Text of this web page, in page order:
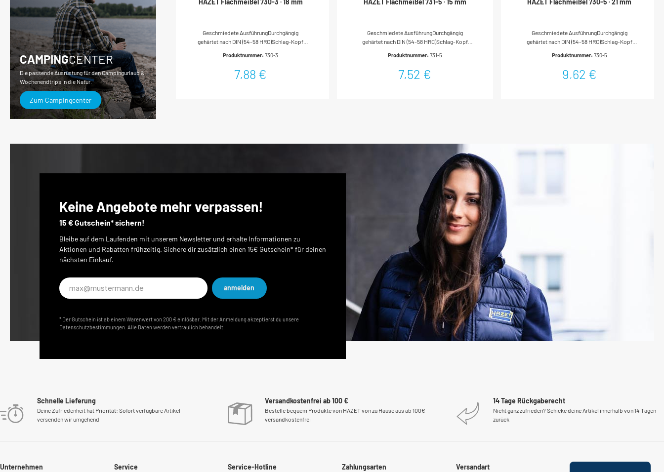
CAMPINGCENTER
Die passende Ausrüstung für den Campingurlaub &
Wochenendtrips in die Natur.
Zum Campingcenter
Geschmiedete AusführungDurchgängig
gehärtet nach DIN (54-58 HRC)Schlag-Kopf
HRC)Meißelschneiden
NachhärtenFlachovaler SchaftOberfläche:
Produktnummer:730-3
7,88 €
Geschmiedete AusführungDurchgängig
gehärtet nach DIN (54-58 HRC)Schlag-Kopf
HRC)Meißelschneiden
NachhärtenAchtkantiger SchaftOberfläche:
Produktnummer: 731-5
7,52 €
Geschmiedete AusführungDurchgängig
gehärtet nach DIN (54-58 HRC)Schlag-Kopf
HRC)Meißelschneiden
NachhärtenFlachovaler SchaftOberfläche:
Produktnummer: 730-5
9,62 €
Keine Angebote mehr verpassen!
15 € Gutschein* sichern!
Bleibe auf dem Laufenden mit unserem Newsletter und erhalte Informationen zu
Aktionen und Rabatten frühzeitig. Sichere dir zusätzlich einen 15€ Gutschein* für deinen
nächsten Einkauf.
E-
Mail-
Adresse*
anmelden
* Der Gutschein ist ab einem Warenwert von 200 € einlösbar. Mit der Anmeldung akzeptierst du unsere
Datenschutzbestimmungen. Alle Daten werden vertraulich behandelt.
Schnelle Lieferung
Deine Zufriedenheit hat Priorität: Sofort verfügbare Artikel
versenden wir umgehend
Versandkostenfrei ab 100 €
Bestelle bequem Produkte von HAZET von zu Hause aus ab 100€
versandkostenfrei
14 Tage Rückgaberecht
Nicht ganz zufrieden? Schicke deine Artikel innerhalb von 14 Tagen
zurück
Unternehmen Service Service-Hotline Zahlungsarten Versandart